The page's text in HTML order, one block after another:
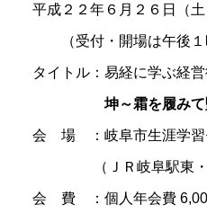
平成２２年６月２６日（
（受付・開場は午後１時
タイトル：易経に学ぶ経
坤～霜を履み
会 場 ：岐阜市生涯学習
（ＪＲ岐阜駅東・三
会 費 ：個人年会費